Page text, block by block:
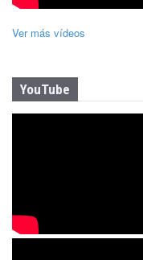
Ver más vídeos
YouTube